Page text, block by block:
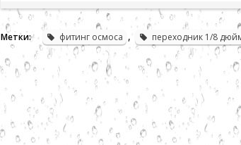
Метки: фитинг осмоса , переходник 1/8